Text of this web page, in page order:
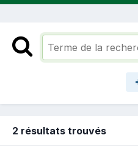
2 résultats trouvés